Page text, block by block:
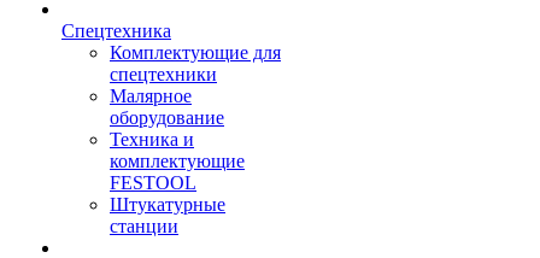
Спецтехника
Комплектующие для
спецтехники
Малярное
оборудование
Техника и
комплектующие
FESTOOL
Штукатурные
станции